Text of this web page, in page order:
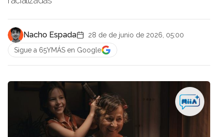
Nacho Espada
28 de de junio de 2026, 05:00
Sigue a 65YMÁS en Google